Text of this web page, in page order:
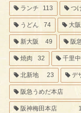
ランチ 113 つ
うどん 74 大
新大阪 49 阪
焼肉 32 千里
北新地 23 デ
阪急うめだ本店
阪神梅田本店